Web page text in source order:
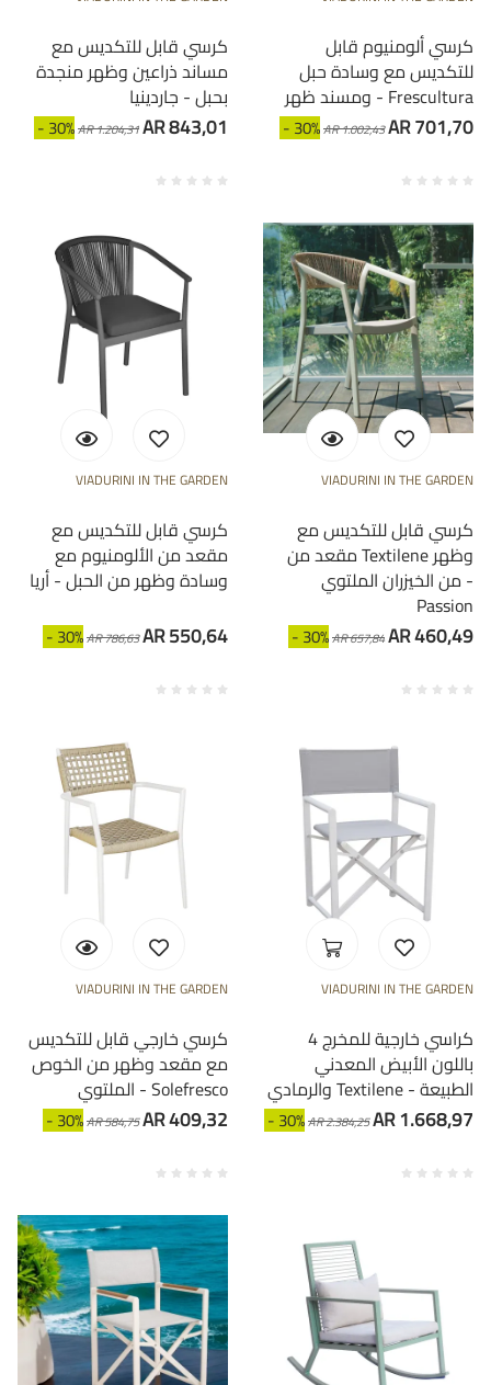
كرسي قابل للتكديس مع
مساند ذراعين وظهر منجدة
بحبل - جاردينيا
- 30%AR 1.204,31AR 843,01
كرسي ألومنيوم قابل
للتكديس مع وسادة حبل
ومسند ظهر - Frescultura
- 30%AR 1.002,43AR 701,70
VIADURINI IN THE GARDEN
كرسي قابل للتكديس مع
مقعد من الألومنيوم مع
وسادة وظهر من الحبل - أريا
- 30%AR 786,63AR 550,64
VIADURINI IN THE GARDEN
كرسي قابل للتكديس مع
مقعد من Textilene وظهر
من الخيزران الملتوي -
Passion
- 30%AR 657,84AR 460,49
VIADURINI IN THE GARDEN
كرسي خارجي قابل للتكديس
مع مقعد وظهر من الخوص
الملتوي - Solefresco
- 30%AR 584,75AR 409,32
VIADURINI IN THE GARDEN
4 كراسي خارجية للمخرج
باللون الأبيض المعدني
والرمادي Textilene - الطبيعة
- 30%AR 2.384,25AR 1.668,97